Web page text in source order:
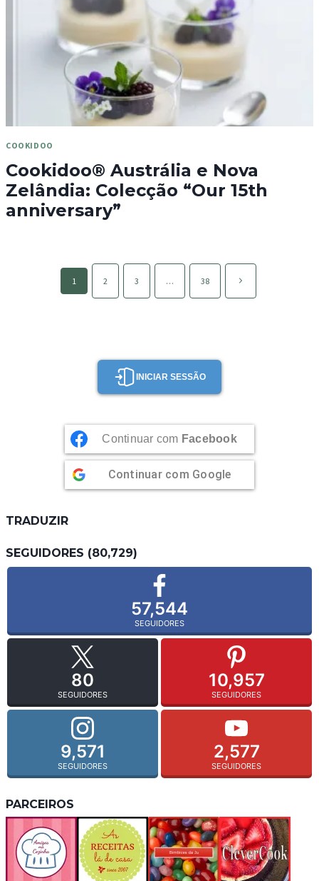
COOKIDOO
Cookidoo® Austrália e Nova
Zelândia: Colecção “Our 15th
anniversary”
navigation
1 2 3 … 38
Página
seguinte
INICIAR SESSÃO
Continuar com Facebook
Continuar com Google
TRADUZIR
SEGUIDORES (80,729)
57,544
SEGUIDORES
80
SEGUIDORES
10,957
SEGUIDORES
9,571
SEGUIDORES
2,577
SEGUIDORES
PARCEIROS